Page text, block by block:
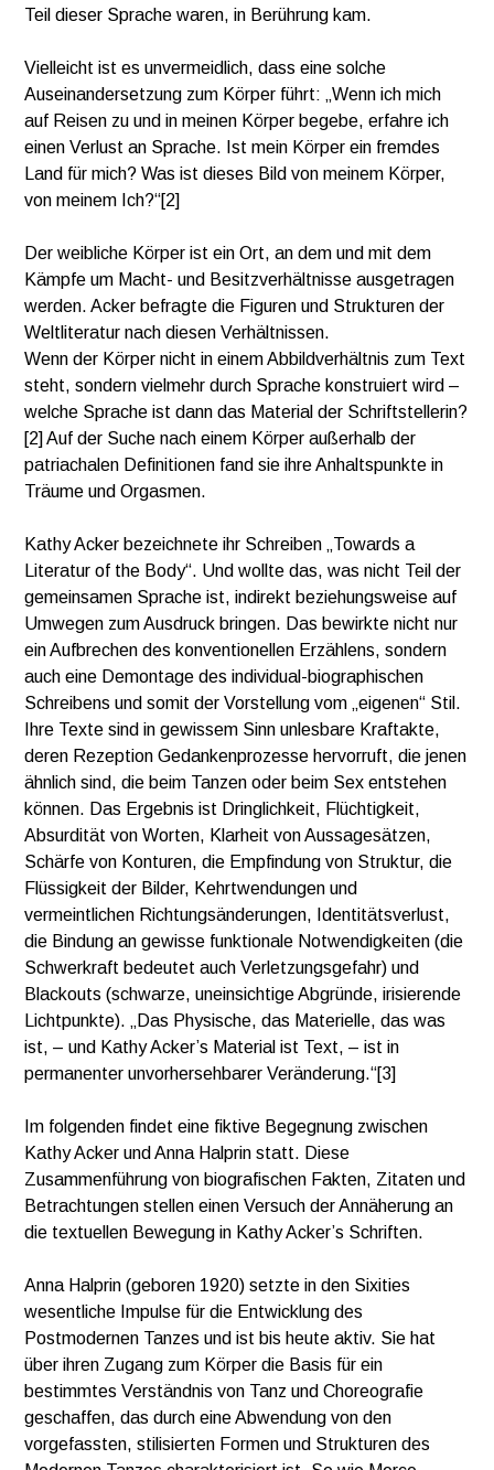
Teil dieser Sprache waren, in Berührung kam.
Vielleicht ist es unvermeidlich, dass eine solche
Auseinandersetzung zum Körper führt: „Wenn ich mich
auf Reisen zu und in meinen Körper begebe, erfahre ich
einen Verlust an Sprache. Ist mein Körper ein fremdes
Land für mich? Was ist dieses Bild von meinem Körper,
von meinem Ich?“[2]
Der weibliche Körper ist ein Ort, an dem und mit dem
Kämpfe um Macht- und Besitzverhältnisse ausgetragen
werden. Acker befragte die Figuren und Strukturen der
Weltliteratur nach diesen Verhältnissen.
Wenn der Körper nicht in einem Abbildverhältnis zum Text
steht, sondern vielmehr durch Sprache konstruiert wird –
welche Sprache ist dann das Material der Schriftstellerin?
[2] Auf der Suche nach einem Körper außerhalb der
patriachalen Definitionen fand sie ihre Anhaltspunkte in
Träume und Orgasmen.
Kathy Acker bezeichnete ihr Schreiben „Towards a
Literatur of the Body“. Und wollte das, was nicht Teil der
gemeinsamen Sprache ist, indirekt beziehungsweise auf
Umwegen zum Ausdruck bringen. Das bewirkte nicht nur
ein Aufbrechen des konventionellen Erzählens, sondern
auch eine Demontage des individual-biographischen
Schreibens und somit der Vorstellung vom „eigenen“ Stil.
Ihre Texte sind in gewissem Sinn unlesbare Kraftakte,
deren Rezeption Gedankenprozesse hervorruft, die jenen
ähnlich sind, die beim Tanzen oder beim Sex entstehen
können. Das Ergebnis ist Dringlichkeit, Flüchtigkeit,
Absurdität von Worten, Klarheit von Aussagesätzen,
Schärfe von Konturen, die Empfindung von Struktur, die
Flüssigkeit der Bilder, Kehrtwendungen und
vermeintlichen Richtungsänderungen, Identitätsverlust,
die Bindung an gewisse funktionale Notwendigkeiten (die
Schwerkraft bedeutet auch Verletzungsgefahr) und
Blackouts (schwarze, uneinsichtige Abgründe, irisierende
Lichtpunkte). „Das Physische, das Materielle, das was
ist, – und Kathy Acker’s Material ist Text, – ist in
permanenter unvorhersehbarer Veränderung.“[3]
Im folgenden findet eine fiktive Begegnung zwischen
Kathy Acker und Anna Halprin statt. Diese
Zusammenführung von biografischen Fakten, Zitaten und
Betrachtungen stellen einen Versuch der Annäherung an
die textuellen Bewegung in Kathy Acker’s Schriften.
Anna Halprin (geboren 1920) setzte in den Sixities
wesentliche Impulse für die Entwicklung des
Postmodernen Tanzes und ist bis heute aktiv. Sie hat
über ihren Zugang zum Körper die Basis für ein
bestimmtes Verständnis von Tanz und Choreografie
geschaffen, das durch eine Abwendung von den
vorgefassten, stilisierten Formen und Strukturen des